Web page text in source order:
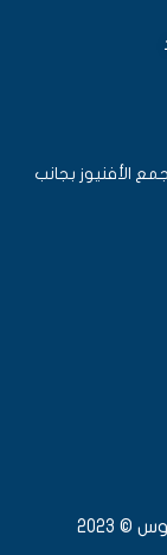
1537 – مقابل مجمع الأفنيوز بجانب
2023